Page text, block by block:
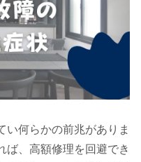
い何らかの前兆がありま
ば、高額修理を回避でき